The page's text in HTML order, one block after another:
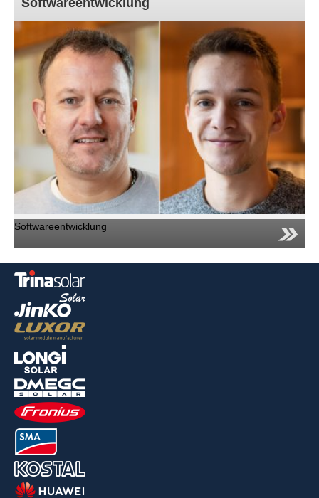
Softwareentwicklung
Softwareentwicklung